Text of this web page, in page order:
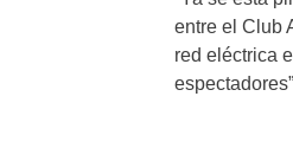
entre el Club
red eléctrica